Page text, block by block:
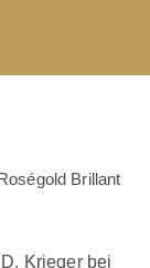
Brillant